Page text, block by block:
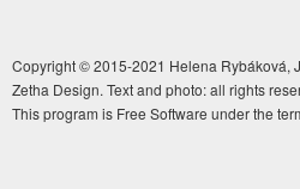
Copyright © 2015-2021 Helena Rybáková,
Zetha Design. Text and photo: all rights
This program is Free Software under the